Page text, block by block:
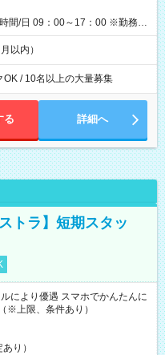
間/日 09：00～17：00 ※勤務時
以内）
OK / 10名以上の大量募集
る 詳細へ
トラ】短期スタッ
より優遇 スマホでかんたんに
※上限、条件あり）
り）